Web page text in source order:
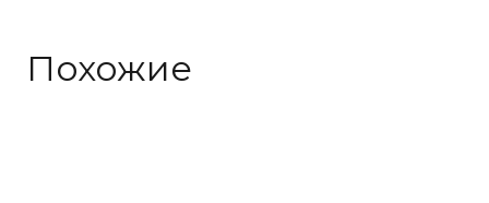
Похожие